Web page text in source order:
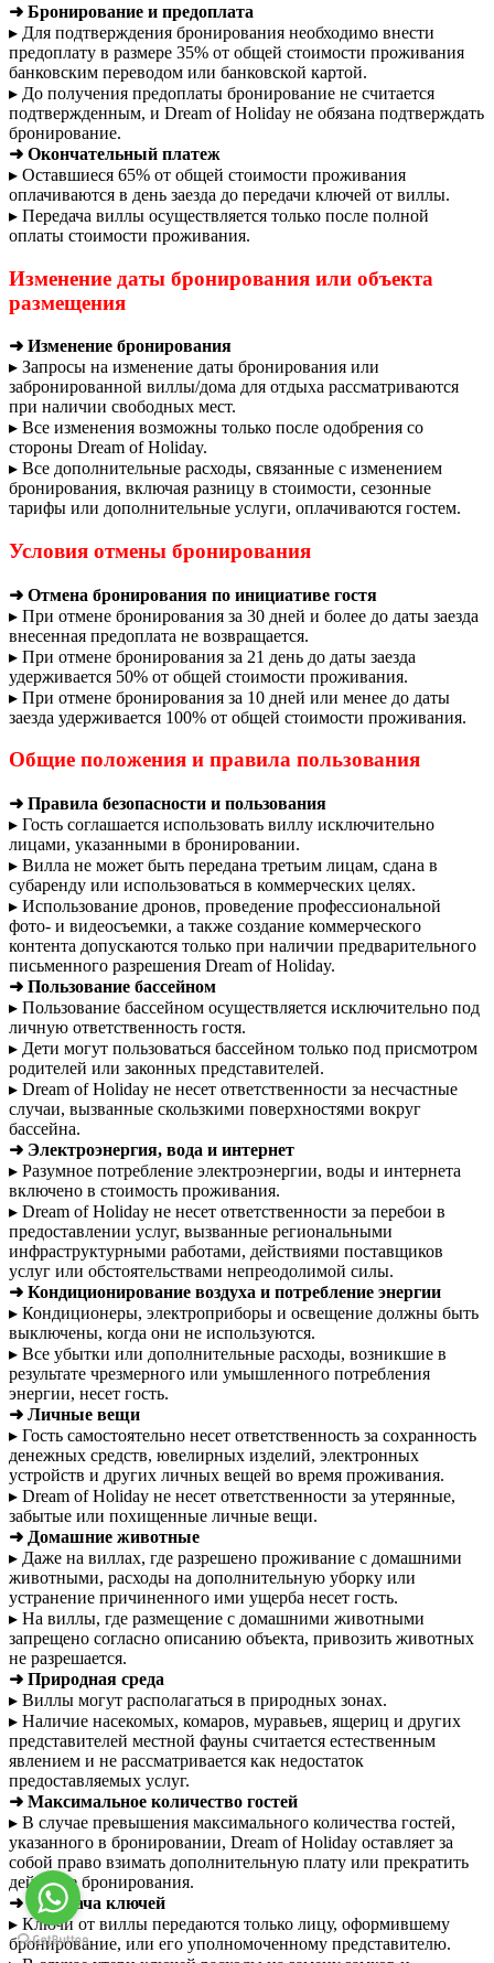
➜ Бронирование и предоплата
▸ Для подтверждения бронирования необходимо внести
предоплату в размере 35% от общей стоимости проживания
банковским переводом или банковской картой.
▸ До получения предоплаты бронирование не считается
подтвержденным, и Dream of Holiday не обязана подтверждать
бронирование.
➜ Окончательный платеж
▸ Оставшиеся 65% от общей стоимости проживания
оплачиваются в день заезда до передачи ключей от виллы.
▸ Передача виллы осуществляется только после полной
оплаты стоимости проживания.
Изменение даты бронирования или объекта
размещения
➜ Изменение бронирования
▸ Запросы на изменение даты бронирования или
забронированной виллы/дома для отдыха рассматриваются
при наличии свободных мест.
▸ Все изменения возможны только после одобрения со
стороны Dream of Holiday.
▸ Все дополнительные расходы, связанные с изменением
бронирования, включая разницу в стоимости, сезонные
тарифы или дополнительные услуги, оплачиваются гостем.
Условия отмены бронирования
➜ Отмена бронирования по инициативе гостя
▸ При отмене бронирования за 30 дней и более до даты заезда
внесенная предоплата не возвращается.
▸ При отмене бронирования за 21 день до даты заезда
удерживается 50% от общей стоимости проживания.
▸ При отмене бронирования за 10 дней или менее до даты
заезда удерживается 100% от общей стоимости проживания.
Общие положения и правила пользования
➜ Правила безопасности и пользования
▸ Гость соглашается использовать виллу исключительно
лицами, указанными в бронировании.
▸ Вилла не может быть передана третьим лицам, сдана в
субаренду или использоваться в коммерческих целях.
▸ Использование дронов, проведение профессиональной
фото- и видеосъемки, а также создание коммерческого
контента допускаются только при наличии предварительного
письменного разрешения Dream of Holiday.
➜ Пользование бассейном
▸ Пользование бассейном осуществляется исключительно под
личную ответственность гостя.
▸ Дети могут пользоваться бассейном только под присмотром
родителей или законных представителей.
▸ Dream of Holiday не несет ответственности за несчастные
случаи, вызванные скользкими поверхностями вокруг
бассейна.
➜ Электроэнергия, вода и интернет
▸ Разумное потребление электроэнергии, воды и интернета
включено в стоимость проживания.
▸ Dream of Holiday не несет ответственности за перебои в
предоставлении услуг, вызванные региональными
инфраструктурными работами, действиями поставщиков
услуг или обстоятельствами непреодолимой силы.
➜ Кондиционирование воздуха и потребление энергии
▸ Кондиционеры, электроприборы и освещение должны быть
выключены, когда они не используются.
▸ Все убытки или дополнительные расходы, возникшие в
результате чрезмерного или умышленного потребления
энергии, несет гость.
➜ Личные вещи
▸ Гость самостоятельно несет ответственность за сохранность
денежных средств, ювелирных изделий, электронных
устройств и других личных вещей во время проживания.
▸ Dream of Holiday не несет ответственности за утерянные,
забытые или похищенные личные вещи.
➜ Домашние животные
▸ Даже на виллах, где разрешено проживание с домашними
животными, расходы на дополнительную уборку или
устранение причиненного ими ущерба несет гость.
▸ На виллы, где размещение с домашними животными
запрещено согласно описанию объекта, привозить животных
не разрешается.
➜ Природная среда
▸ Виллы могут располагаться в природных зонах.
▸ Наличие насекомых, комаров, муравьев, ящериц и других
представителей местной фауны считается естественным
явлением и не рассматривается как недостаток
предоставляемых услуг.
➜ Максимальное количество гостей
▸ В случае превышения максимального количества гостей,
указанного в бронировании, Dream of Holiday оставляет за
собой право взимать дополнительную плату или прекратить
действие бронирования.
➜ Передача ключей
▸ Ключи от виллы передаются только лицу, оформившему
бронирование, или его уполномоченному представителю.